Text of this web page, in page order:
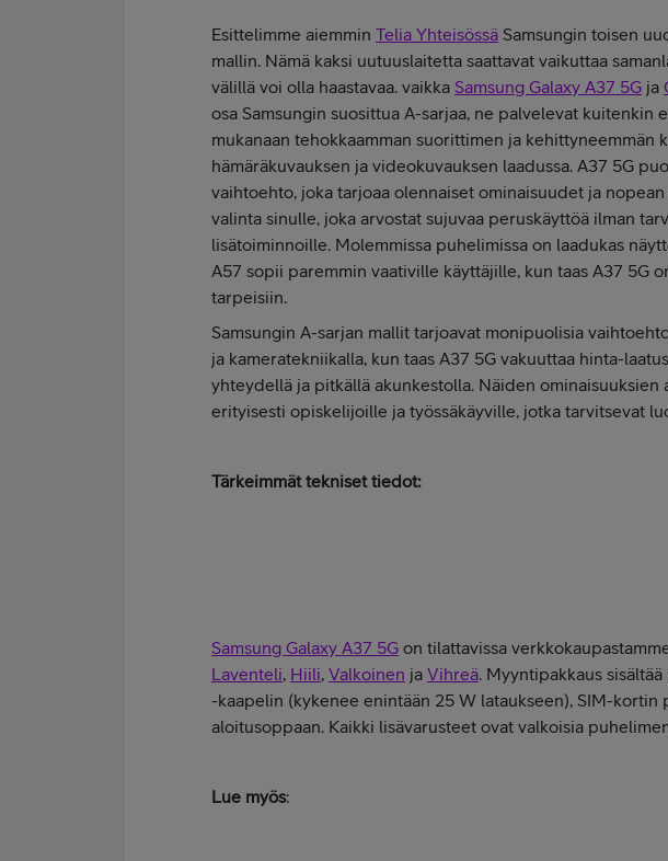
Esittelimme aiemmin Telia Yhteisössä Samsungin toisen
mallin. Nämä kaksi uutuuslaitetta saattavat vaikuttaa
välillä voi olla haastavaa. vaikka Samsung Galaxy A37 5G ja
osa Samsungin suosittua A-sarjaa, ne palvelevat kuitenkin
mukanaan tehokkaamman suorittimen ja kehittyneemmän
hämäräkuvauksen ja videokuvauksen laadussa. A37 5G
vaihtoehto, joka tarjoaa olennaiset ominaisuudet ja
valinta sinulle, joka arvostat sujuvaa peruskäyttöä ilman
lisätoiminnoille. Molemmissa puhelimissa on laadukas
A57 sopii paremmin vaativille käyttäjille, kun taas A37 5G
tarpeisiin.
Samsungin A-sarjan mallit tarjoavat monipuolisia
ja kameratekniikalla, kun taas A37 5G vakuuttaa hinta-
yhteydellä ja pitkällä akunkestolla. Näiden ominaisuuksien
erityisesti opiskelijoille ja työssäkäyville, jotka tarvitsevat
Tärkeimmät tekniset tiedot:
Samsung Galaxy A37 5G on tilattavissa
Laventeli, Hiili, Valkoinen ja Vihreä. Myyntipakkaus
-kaapelin (kykenee enintään 25 W lataukseen), SIM-kortin
aloitusoppaan. Kaikki lisävarusteet ovat valkoisia
Lue myös: